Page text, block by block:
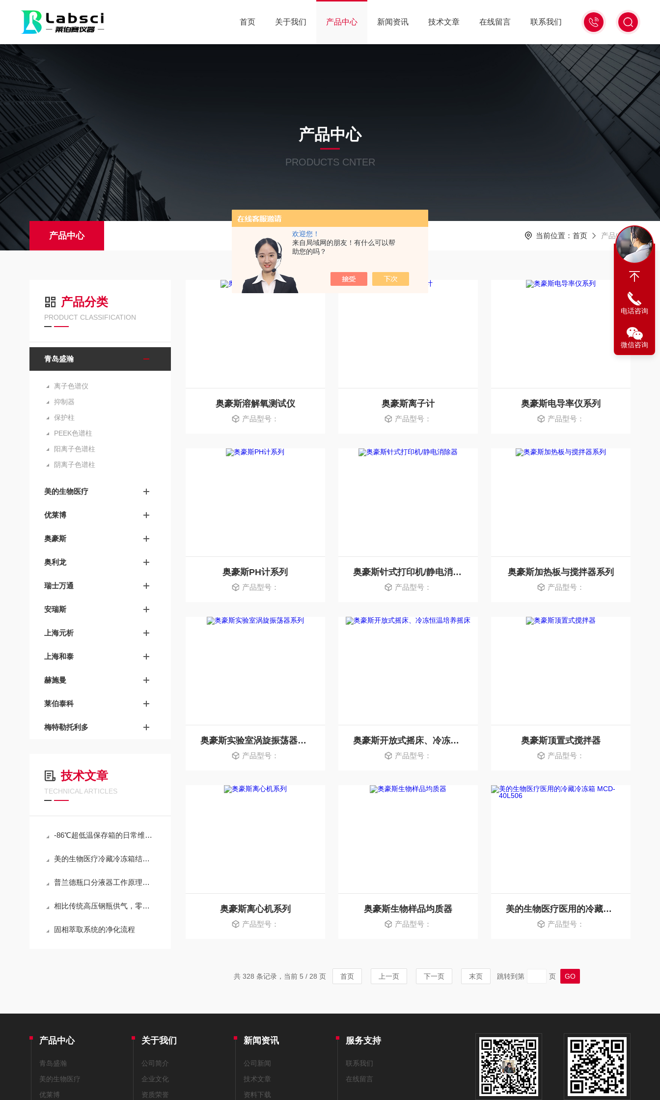
欢迎您！
来自局域网的朋友！有什么可以帮
助您的吗？
0571-
86939987
首页 关于我们 产品中心 新闻资讯 技术文章 在线留言 联系我们
产品中心
PRODUCTS CNTER
产品中心 当前位置： 首页 产品中心
产品分类
PRODUCT CLASSIFICATION
青岛盛瀚
离子色谱仪
抑制器
保护柱
PEEK色谱柱
阳离子色谱柱
阴离子色谱柱
美的生物医疗
优莱博
奥豪斯
奥利龙
瑞士万通
安瑞斯
上海元析
上海和泰
赫施曼
莱伯泰科
梅特勒托利多
技术文章
TECHNICAL ARTICLES
-86℃超低温保存箱的日常维护与常见故障
美的生物医疗冷藏冷冻箱结霜厚、制冷效率下降，维护技巧
普兰德瓶口分液器工作原理、校准步骤与日常维护全流程
相比传统高压钢瓶供气，零级空气发生器有哪些优势？
固相萃取系统的净化流程
奥豪斯溶解氧测试仪
产品型号：
奥豪斯离子计
产品型号：
奥豪斯电导率仪系列
产品型号：
奥豪斯PH计系列
产品型号：
奥豪斯针式打印机/静电消除器
产品型号：
奥豪斯加热板与搅拌器系列
产品型号：
奥豪斯实验室涡旋振荡器系列
产品型号：
奥豪斯开放式摇床、冷冻恒温培养摇床
产品型号：
奥豪斯顶置式搅拌器
产品型号：
奥豪斯离⼼机系列
产品型号：
奥豪斯生物样品均质器
产品型号：
美的生物医疗医用的冷藏冷冻箱 MCD-40L506
产品型号：
共 328 条记录，当前 5 / 28 页 首页 上一页 下一页 末页 跳转到第 页
产品中心
青岛盛瀚
美的生物医疗
优莱博
关于我们
公司简介
企业文化
资质荣誉
新闻资讯
公司新闻
技术文章
资料下载
服务支持
联系我们
在线留言
电话咨询
微信咨询